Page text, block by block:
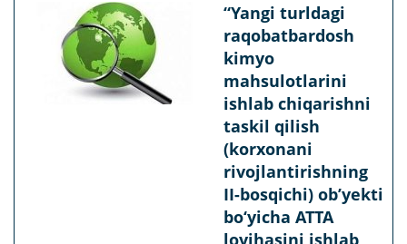
“Yangi turldagi
raqobatbardosh
kimyo
mahsulotlarini
ishlab chiqarishni
taskil qilish
(korxonani
rivojlantirishning
II-bosqichi) ob’yekti
bo‘yicha ATTA
loyihasini ishlab